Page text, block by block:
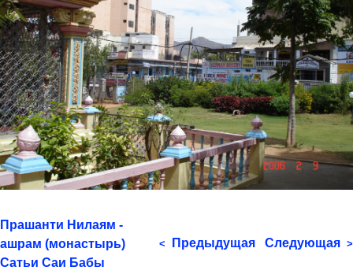
Прашанти Нилаям -
ашрам (монастырь)
Сатьи Саи Бабы
< Предыдущая Следующая >